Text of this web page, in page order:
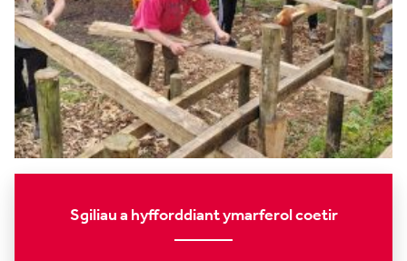
Sgiliau a hyfforddiant ymarferol coetir